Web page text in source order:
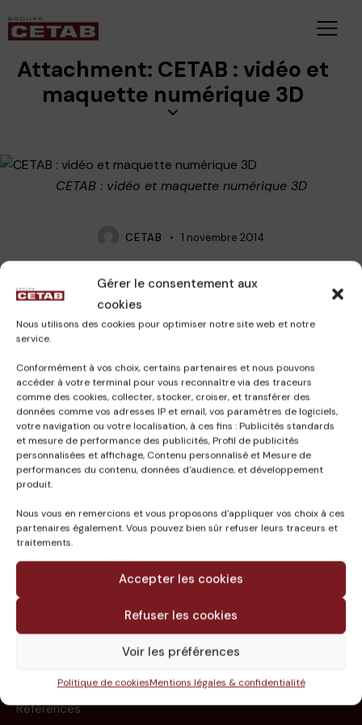
Gérer le consentement aux
cookies
Nous utilisons des cookies pour optimiser notre site web et notre
service.
Conformément à vos choix, certains partenaires et nous pouvons
accéder à votre terminal pour vous reconnaître via des traceurs
comme des cookies, collecter, stocker, croiser, et transférer des
données comme vos adresses IP et email, vos paramètres de logiciels,
votre navigation ou votre localisation, à ces fins : Publicités standards
et mesure de performance des publicités, Profil de publicités
personnalisées et affichage, Contenu personnalisé et Mesure de
performances du contenu, données d'audience, et développement
produit.
Nous vous en remercions et vous proposons d'appliquer vos choix à ces
partenaires également. Vous pouvez bien sûr refuser leurs traceurs et
traitements.
Accepter les cookies
Refuser les cookies
Voir les préférences
Politique de cookiesMentions légales & confidentialité
Attachment: CETAB : vidéo et
maquette numérique 3D
CETAB : vidéo et maquette numérique 3D
CETAB 1 novembre 2014
CETAB : vidéo et maquette numérique 3D
Published in
CETAB : vidéo et
maquette numérique
3D
Expertises
Références